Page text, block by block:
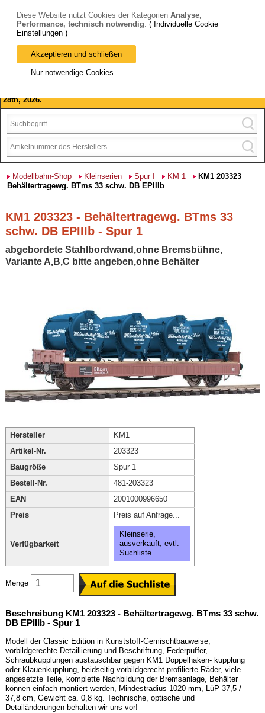
Bitte beachten Sie: wir machen Betriebsferien, vom 03. bis 28.
August 2026 haben wir geschlossen.
28th, 2026.
Modellbahn-Shop Kleinserien Spur I KM 1
KM1 203323
Behältertragewg. BTms 33 schw. DB EPIIIb
KM1 203323 - Behältertragewg. BTms 33
schw. DB EPIIIb - Spur 1
abgebordete Stahlbordwand,ohne Bremsbühne,
Variante A,B,C bitte angeben,ohne Behälter
Hersteller
KM1
Artikel-Nr.
203323
Baugröße
Spur 1
Bestell-Nr.
481-203323
EAN
2001000996650
Preis
Preis auf Anfrage...
Verfügbarkeit
Kleinserie,
ausverkauft, evtl.
Suchliste.
Menge
Beschreibung KM1 203323 - Behältertragewg. BTms 33 schw.
DB EPIIIb - Spur 1
Modell der Classic Edition in Kunststoff-Gemischtbauweise,
vorbildgerechte Detaillierung und Beschriftung, Federpuffer,
Schraubkupplungen austauschbar gegen KM1 Doppelhaken- kupplung
oder Klauenkupplung, beidseitig vorbildgerecht profilierte Räder, viele
angesetzte Teile, komplette Nachbildung der Bremsanlage, Behälter
können einfach montiert werden, Mindestradius 1020 mm, LüP 37,5 /
37,8 cm, Gewicht ca. 0,8 kg. Technische, optische und
Detailänderungen behalten wir uns vor!
Diese Website nutzt Cookies der Kategorien Analyse,
Performance, technisch notwendig. ( Individuelle Cookie
Einstellungen )
Akzeptieren und schließen
Nur notwendige Cookies